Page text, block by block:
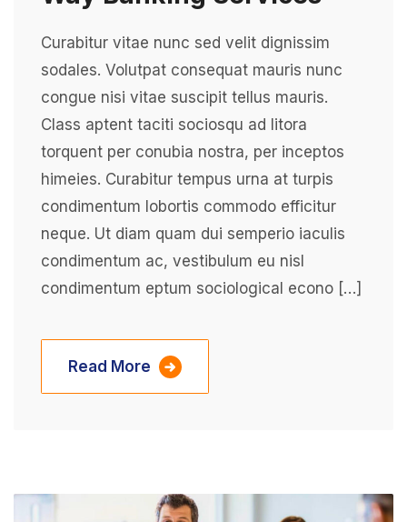
Curabitur vitae nunc sed velit dignissim
sodales. Volutpat consequat mauris nunc
congue nisi vitae suscipit tellus mauris.
Class aptent taciti sociosqu ad litora
torquent per conubia nostra, per inceptos
himeies. Curabitur tempus urna at turpis
condimentum lobortis commodo efficitur
neque. Ut diam quam dui semperio iaculis
condimentum ac, vestibulum eu nisl
condimentum eptum sociological econo […]
Read More